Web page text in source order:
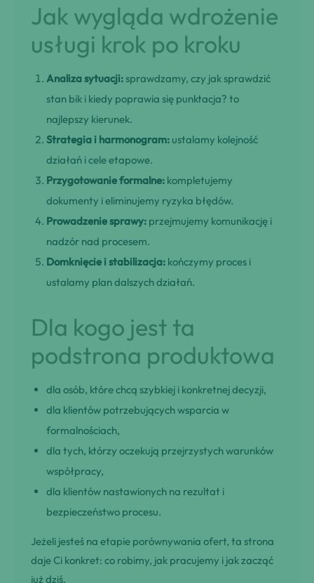
Jak wygląda wdrożenie
usługi krok po kroku
Analiza sytuacji: sprawdzamy, czy jak sprawdzić
stan bik i kiedy poprawia się punktacja? to
najlepszy kierunek.
Strategia i harmonogram: ustalamy kolejność
działań i cele etapowe.
Przygotowanie formalne: kompletujemy
dokumenty i eliminujemy ryzyka błędów.
Prowadzenie sprawy: przejmujemy komunikację i
nadzór nad procesem.
Domknięcie i stabilizacja: kończymy proces i
ustalamy plan dalszych działań.
Dla kogo jest ta
podstrona produktowa
dla osób, które chcą szybkiej i konkretnej decyzji,
dla klientów potrzebujących wsparcia w
formalnościach,
dla tych, którzy oczekują przejrzystych warunków
współpracy,
dla klientów nastawionych na rezultat i
bezpieczeństwo procesu.
Jeżeli jesteś na etapie porównywania ofert, ta strona
daje Ci konkret: co robimy, jak pracujemy i jak zacząć
już dziś.